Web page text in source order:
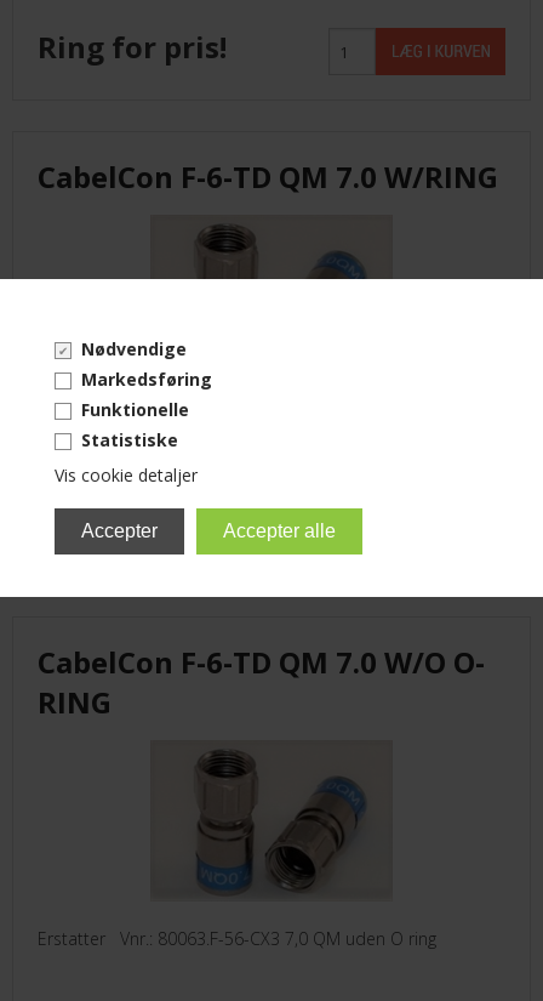
Nødvendige
Markedsføring
Funktionelle
Statistiske
Vis cookie detaljer
Ring for pris!
CabelCon F-6-TD QM 7.0 W/RING
Erstatter Vnr.: 80063.F-56-CX3 7,0 QM Med O-ring
Ring for pris!
CabelCon F-6-TD QM 7.0 W/O O-
RING
Erstatter Vnr.: 80063.F-56-CX3 7,0 QM uden O ring